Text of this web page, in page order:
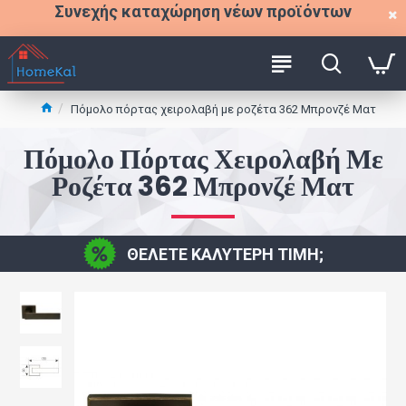
Συνεχής καταχώρηση νέων προϊόντων
Πόμολο πόρτας χειρολαβή με ροζέτα 362 Μπρονζέ Ματ
Πόμολο Πόρτας Χειρολαβή Με
Ροζέτα 362 Μπρονζέ Ματ
ΘΕΛΕΤΕ ΚΑΛΥΤΕΡΗ ΤΙΜΗ;